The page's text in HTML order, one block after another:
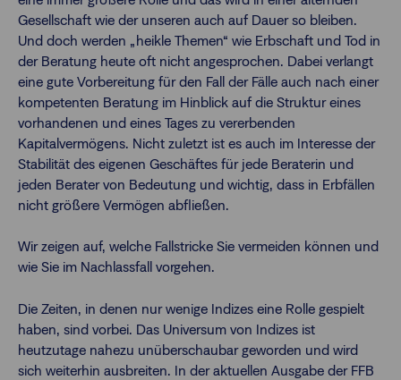
Gesellschaft wie der unseren auch auf Dauer so bleiben.
Und doch werden „heikle Themen“ wie Erbschaft und Tod in
der Beratung heute oft nicht angesprochen. Dabei verlangt
eine gute Vorbereitung für den Fall der Fälle auch nach einer
kompetenten Beratung im Hinblick auf die Struktur eines
vorhandenen und eines Tages zu vererbenden
Kapitalvermögens. Nicht zuletzt ist es auch im Interesse der
Stabilität des eigenen Geschäftes für jede Beraterin und
jeden Berater von Bedeutung und wichtig, dass in Erbfällen
nicht größere Vermögen abfließen.
Wir zeigen auf, welche Fallstricke Sie vermeiden können und
wie Sie im Nachlassfall vorgehen.
Die Zeiten, in denen nur wenige Indizes eine Rolle gespielt
haben, sind vorbei. Das Universum von Indizes ist
heutzutage nahezu unüberschaubar geworden und wird
sich weiterhin ausbreiten. In der aktuellen Ausgabe der FFB